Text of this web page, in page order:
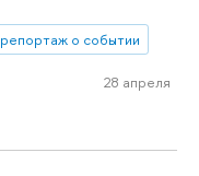
репортаж о событии
28 апреля